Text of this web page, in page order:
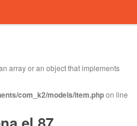
array or an object that implements
com_k2/models/item.phpon line